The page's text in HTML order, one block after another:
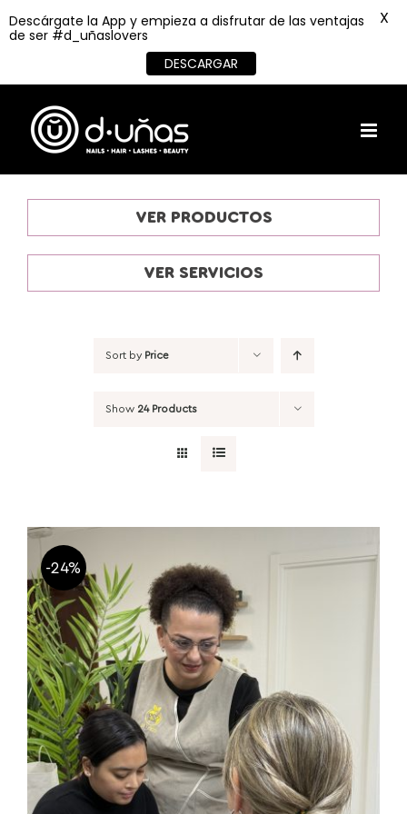
content
VER PRODUCTOS
VER SERVICIOS
Sort by Price
Show 24 Products
-24%
Descárgate la App y empieza a disfrutar de las ventajas
de ser #d_uñaslovers
DESCARGAR
X